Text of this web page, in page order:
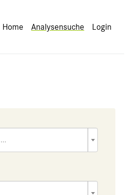
Home Analysensuche Login